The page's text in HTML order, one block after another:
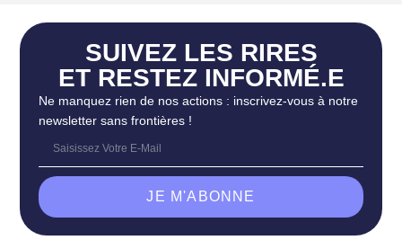
SUIVEZ LES RIRES
ET RESTEZ INFORMÉ.E
Ne manquez rien de nos actions : inscrivez-vous à notre
newsletter sans frontières !
JE M'ABONNE